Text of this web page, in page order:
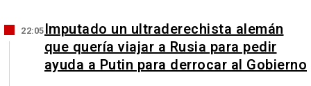
22:05Imputado un ultraderechista alemán
que quería viajar a Rusia para pedir
ayuda a Putin para derrocar al Gobierno